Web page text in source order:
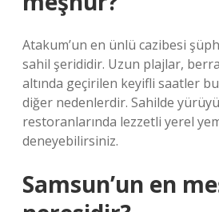
Atakum’un en ünlü cazibesi
sahil şerididir. Uzun plajlar,
altında geçirilen keyifli saatler
diğer nedenlerdir. Sahilde
restoranlarında lezzetli yerel
deneyebilirsiniz.
Samsun’un en